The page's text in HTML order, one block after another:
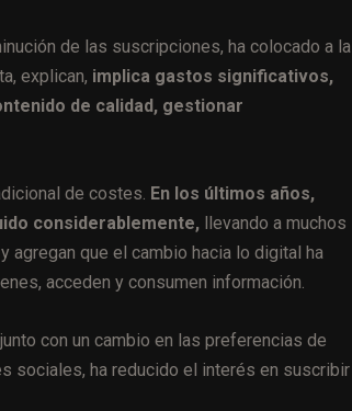
de las suscripciones, ha colocado a la
explican, implica gastos significativos,
de calidad, gestionar
de costes. En los últimos años,
considerablemente, llevando a muchos
agregan que el cambio hacia lo digital ha
acceden y consumen información.
con un cambio en las preferencias de
sociales, ha reducido el interés en suscribir